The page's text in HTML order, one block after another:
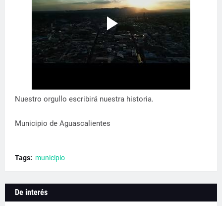
Nuestro orgullo escribirá nuestra historia.
Municipio de Aguascalientes
Tags: municipio
De interés